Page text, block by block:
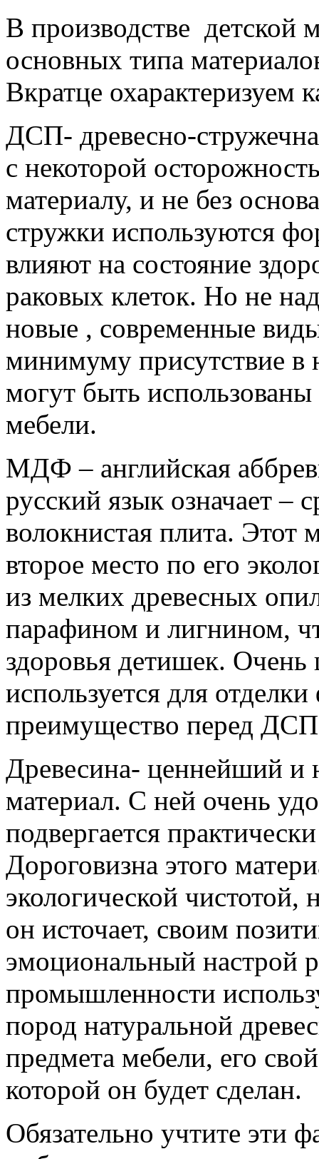
В производстве детской
основных типа
Вкратце охарактеризуем
ДСП- древесно-
с некоторой
материалу, и не без
стружки используются
влияют на состояние
раковых клеток. Но не
новые , современные
минимуму присутствие в
могут быть
мебели.
МДФ – английская
русский язык означает –
волокнистая плита. Этот
второе место по его
из мелких древесных
парафином и лигнином,
здоровья детишек. Очень
используется для
преимущество перед
Древесина- ценнейший и
материал. С ней очень
подвергается
Дороговизна этого
экологической
он источает, своим
эмоциональный настрой
промышленности
пород натуральной
предмета мебели, его
которой он будет сделан.
Обязательно учтите эти